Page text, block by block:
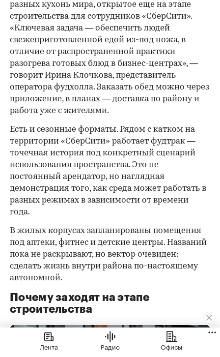
разных кухонь мира, открытое еще на этапе
строительства для сотрудников «СберСити».
«Ключевая задача — обеспечить людей
свежеприготовленной едой из-под ножа, в
отличие от распространенной практики
разогрева готовых блюд в бизнес-центрах», —
говорит Ирина Клочкова, представитель
оператора фудхолла. Заказать обед можно через
приложение, в планах — доставка по району и
работа уже с жителями.
Есть и сезонные форматы. Рядом с катком на
территории «СберСити» работает фудтрак —
точечная история под конкретный сценарий
использования пространства. Это не
постоянный арендатор, но наглядная
демонстрация того, как среда может работать в
разных режимах в зависимости от времени
года.
В жилых корпусах запланированы помещения
под аптеки, фитнес и детские центры. Названий
пока не раскрывают, но вектор очевиден:
сделать жизнь внутри района по-настоящему
автономной.
Почему заходят на этапе
строительства
Лента Радио Офисы